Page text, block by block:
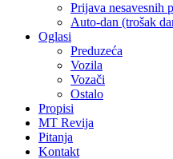
Prijava nesavesnih
Auto-dan (trošak
Oglasi
Preduzeća
Vozila
Vozači
Ostalo
Propisi
MT Revija
Pitanja
Kontakt